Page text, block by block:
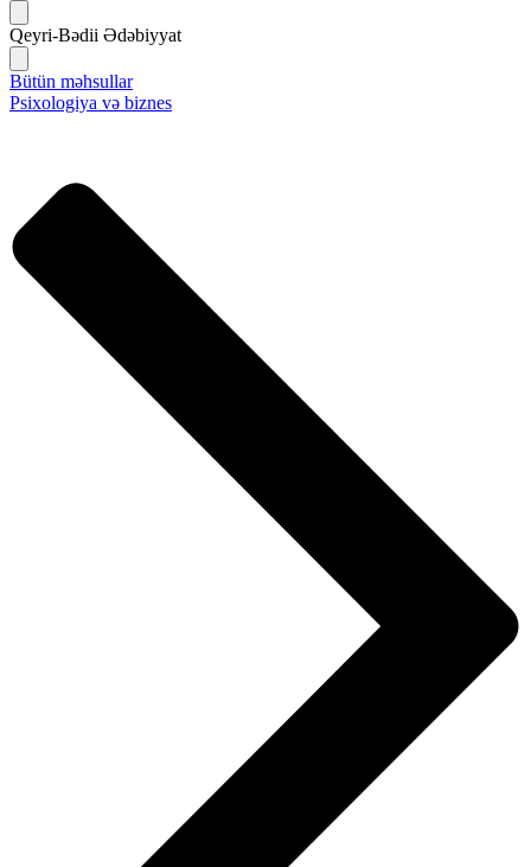
Qeyri-Bədii Ədəbiyyat
Bütün məhsullar
Psixologiya və biznes